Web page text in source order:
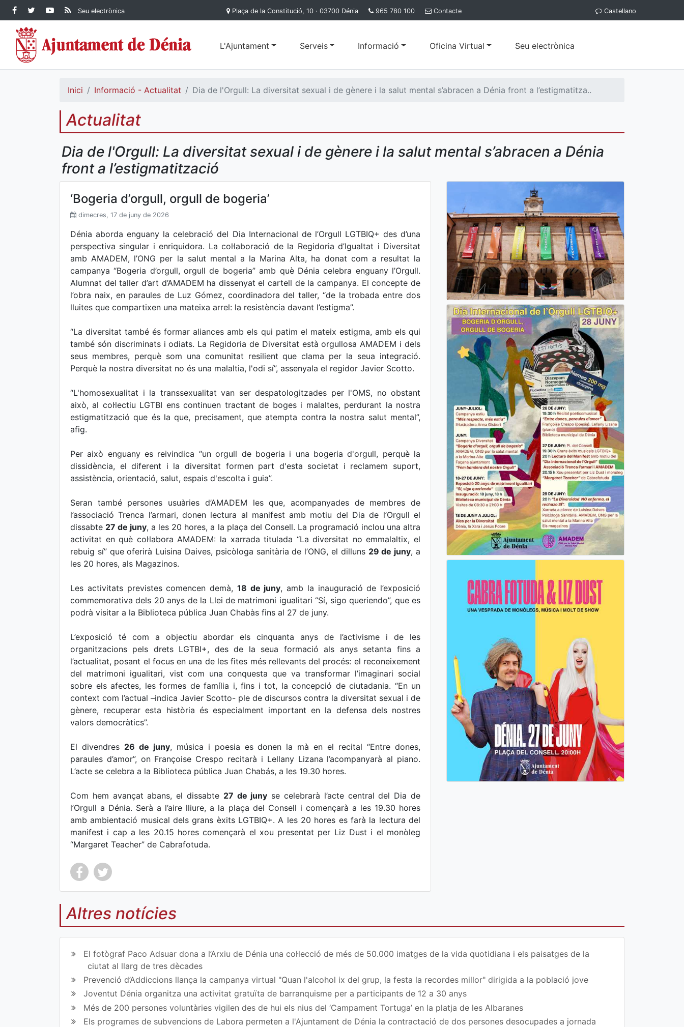
Contingut principal
Facebook Ajuntament de
Dénia
Twitter Ajuntament de
Dénia
YouTube Ajuntament
de Dénia
RSS Actualitat
Ajuntament de
Seu electrònica Plaça de la Constitució, 10 · 03700 Dénia 965 780 100 Contacte Castellano
L'Ajuntament Serveis Informació Oficina Virtual Seu electrònica
Inici Informació - Actualitat Dia de l'Orgull: La diversitat sexual i de gènere i la salut mental s’abracen a Dénia front a l’estigmatitza..
Actualitat
Dia de l'Orgull: La diversitat sexual i de gènere i la salut mental s’abracen a Dénia
front a l’estigmatització
‘Bogeria d’orgull, orgull de bogeria’
dimecres, 17 de juny de 2026
Dénia aborda enguany la celebració del Dia Internacional de l’Orgull LGTBIQ+ des d’una
perspectiva singular i enriquidora. La col·laboració de la Regidoria d’Igualtat i Diversitat
amb AMADEM, l’ONG per la salut mental a la Marina Alta, ha donat com a resultat la
campanya “Bogeria d’orgull, orgull de bogeria” amb què Dénia celebra enguany l’Orgull.
Alumnat del taller d’art d’AMADEM ha dissenyat el cartell de la campanya. El concepte de
l’obra naix, en paraules de Luz Gómez, coordinadora del taller, “de la trobada entre dos
lluites que compartixen una mateixa arrel: la resistència davant l’estigma”.
“La diversitat també és formar aliances amb els qui patim el mateix estigma, amb els qui
també són discriminats i odiats. La Regidoria de Diversitat està orgullosa AMADEM i dels
seus membres, perquè som una comunitat resilient que clama per la seua integració.
Perquè la nostra diversitat no és una malaltia, l'odi sí”, assenyala el regidor Javier Scotto.
“L'homosexualitat i la transsexualitat van ser despatologitzades per l'OMS, no obstant
això, al col·lectiu LGTBI ens continuen tractant de boges i malaltes, perdurant la nostra
estigmatització que és la que, precisament, que atempta contra la nostra salut mental”,
afig.
Per això enguany es reivindica “un orgull de bogeria i una bogeria d'orgull, perquè la
dissidència, el diferent i la diversitat formen part d'esta societat i reclamem suport,
assistència, orientació, salut, espais d'escolta i guia”.
Seran també persones usuàries d’AMADEM les que, acompanyades de membres de
l’associació Trenca l’armari, donen lectura al manifest amb motiu del Dia de l’Orgull el
dissabte 27 de juny, a les 20 hores, a la plaça del Consell. La programació inclou una altra
activitat en què col·labora AMADEM: la xarrada titulada “La diversitat no emmalaltix, el
rebuig sí” que oferirà Luisina Daives, psicòloga sanitària de l’ONG, el dilluns 29 de juny, a
les 20 hores, als Magazinos.
Les activitats previstes comencen demà, 18 de juny, amb la inauguració de l’exposició
commemorativa dels 20 anys de la Llei de matrimoni igualitari “Sí, sigo queriendo”, que es
podrà visitar a la Biblioteca pública Juan Chabàs fins al 27 de juny.
L’exposició té com a objectiu abordar els cinquanta anys de l’activisme i de les
organitzacions pels drets LGTBI+, des de la seua formació als anys setanta fins a
l’actualitat, posant el focus en una de les fites més rellevants del procés: el reconeixement
del matrimoni igualitari, vist com una conquesta que va transformar l’imaginari social
sobre els afectes, les formes de família i, fins i tot, la concepció de ciutadania. “En un
context com l’actual –indica Javier Scotto- ple de discursos contra la diversitat sexual i de
gènere, recuperar esta història és especialment important en la defensa dels nostres
valors democràtics”.
El divendres 26 de juny, música i poesia es donen la mà en el recital “Entre dones,
paraules d’amor”, on Françoise Crespo recitarà i Lellany Lizana l’acompanyarà al piano.
L’acte se celebra a la Biblioteca pública Juan Chabás, a les 19.30 hores.
Com hem avançat abans, el dissabte 27 de juny se celebrarà l’acte central del Dia de
l’Orgull a Dénia. Serà a l’aire lliure, a la plaça del Consell i començarà a les 19.30 hores
amb ambientació musical dels grans èxits LGTBIQ+. A les 20 hores es farà la lectura del
manifest i cap a les 20.15 hores començarà el xou presentat per Liz Dust i el monòleg
“Margaret Teacher” de Cabrafotuda.
Co
art
ir
en
Fa
Co
art
ir
en
Tw
Altres notícies
El fotògraf Paco Adsuar dona a l’Arxiu de Dénia una col·lecció de més de 50.000 imatges de la vida quotidiana i els paisatges de la
ciutat al llarg de tres dècades
Prevenció d’Addiccions llança la campanya virtual "Quan l'alcohol ix del grup, la festa la recordes millor" dirigida a la població jove
Joventut Dénia organitza una activitat gratuïta de barranquisme per a participants de 12 a 30 anys
Més de 200 persones voluntàries vigilen des de hui els nius del ‘Campament Tortuga’ en la platja de les Albaranes
Els programes de subvencions de Labora permeten a l'Ajuntament de Dénia la contractació de dos persones desocupades a jornada